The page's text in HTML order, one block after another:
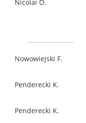
Nicolai O.
Nowowiejski F.
Penderecki K.
Penderecki K.